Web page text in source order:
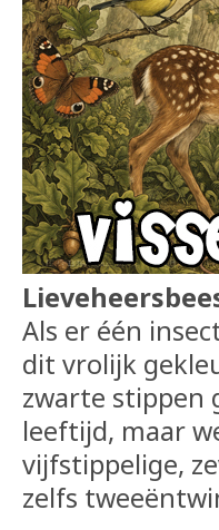
Als er één
dit vrolijk
zwarte stippen
leeftijd, maar
vijfstippelige,
zelfs